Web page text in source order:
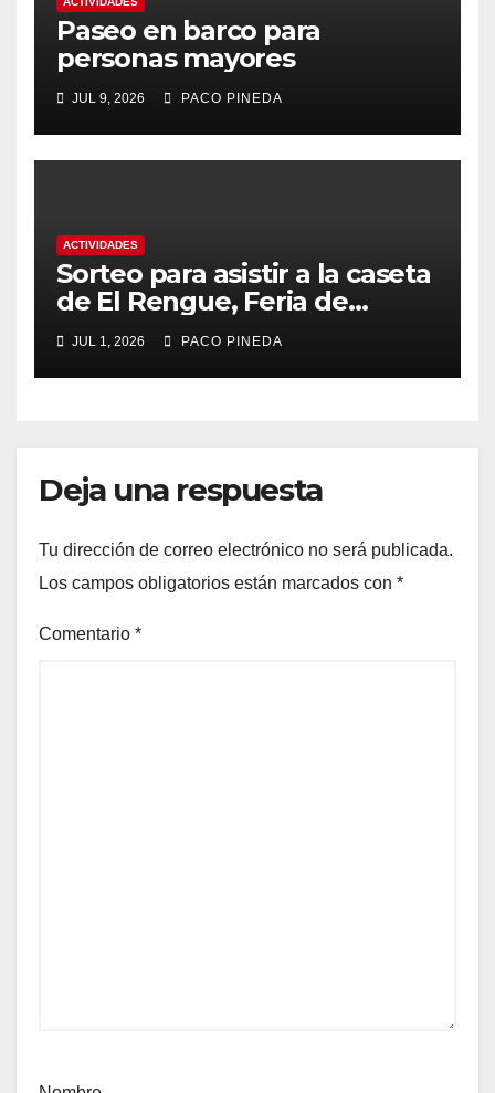
Paseo en barco para
personas mayores
JUL 9, 2026 PACO PINEDA
ACTIVIDADES
Sorteo para asistir a la caseta
de El Rengue, Feria de
Málaga 2026
JUL 1, 2026 PACO PINEDA
Deja una respuesta
Tu dirección de correo electrónico no será publicada.
Los campos obligatorios están marcados con *
Comentario *